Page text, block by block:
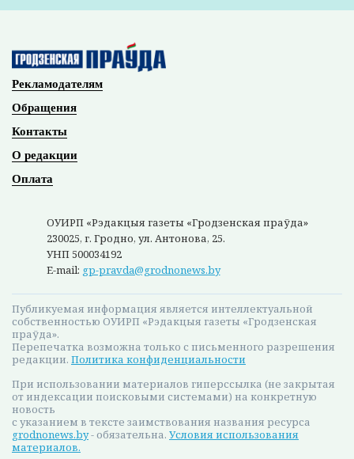
Рекламодателям
Обращения
Контакты
О редакции
Оплата
ОУИРП «Рэдакцыя газеты «Гродзенская праўда»
230025, г. Гродно, ул. Антонова, 25.
УНП 500034192
E-mail: gp-pravda@grodnonews.by
Публикуемая информация является интеллектуальной
собственностью ОУИРП «Рэдакцыя газеты «Гродзенская
праўда».
Перепечатка возможна только с письменного разрешения
редакции. Политика конфиденциальности
При использовании материалов гиперссылка (не закрытая
от индексации поисковыми системами) на конкретную
новость
с указанием в тексте заимствования названия ресурса
grodnonews.by- обязательна. Условия использования
материалов.